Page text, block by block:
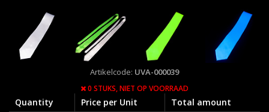
Artikelcode: UVA-000039
0 STUKS,NIET OP VOORRAAD
Quantity Price per Unit
Total amount